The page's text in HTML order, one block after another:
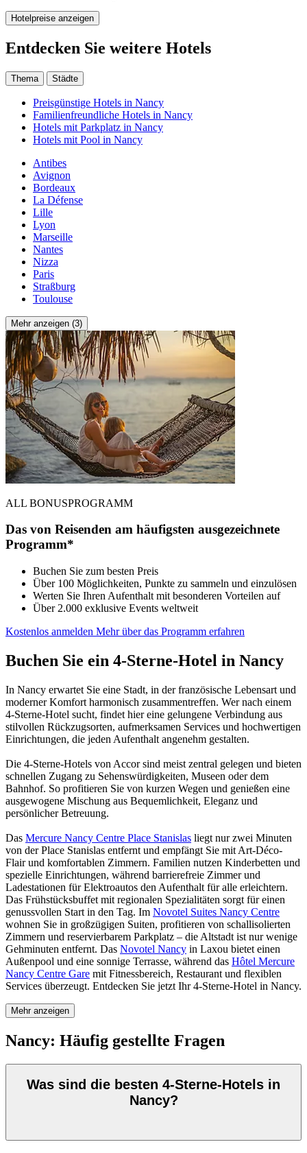
Hotelpreise anzeigen
Entdecken Sie weitere Hotels
Thema Städte
Preisgünstige Hotels in Nancy
Familienfreundliche Hotels in Nancy
Hotels mit Parkplatz in Nancy
Hotels mit Pool in Nancy
Antibes
Avignon
Bordeaux
La Défense
Lille
Lyon
Marseille
Nantes
Nizza
Paris
Straßburg
Toulouse
Mehr anzeigen (3)
ALL BONUSPROGRAMM
Das von Reisenden am häufigsten ausgezeichnete
Programm*
Buchen Sie zum besten Preis
Über 100 Möglichkeiten, Punkte zu sammeln und einzulösen
Werten Sie Ihren Aufenthalt mit besonderen Vorteilen auf
Über 2.000 exklusive Events weltweit
Kostenlos anmelden Mehr über das Programm erfahren
Buchen Sie ein 4-Sterne-Hotel in Nancy
In Nancy erwartet Sie eine Stadt, in der französische Lebensart und
moderner Komfort harmonisch zusammentreffen. Wer nach einem
4-Sterne-Hotel sucht, findet hier eine gelungene Verbindung aus
stilvollen Rückzugsorten, aufmerksamen Services und hochwertigen
Einrichtungen, die jeden Aufenthalt angenehm gestalten.
Die 4-Sterne-Hotels von Accor sind meist zentral gelegen und bieten
schnellen Zugang zu Sehenswürdigkeiten, Museen oder dem
Bahnhof. So profitieren Sie von kurzen Wegen und genießen eine
ausgewogene Mischung aus Bequemlichkeit, Eleganz und
persönlicher Betreuung.
Das Mercure Nancy Centre Place Stanislas liegt nur zwei Minuten
von der Place Stanislas entfernt und empfängt Sie mit Art-Déco-
Flair und komfortablen Zimmern. Familien nutzen Kinderbetten und
spezielle Einrichtungen, während barrierefreie Zimmer und
Ladestationen für Elektroautos den Aufenthalt für alle erleichtern.
Das Frühstücksbuffet mit regionalen Spezialitäten sorgt für einen
genussvollen Start in den Tag. Im Novotel Suites Nancy Centre
wohnen Sie in großzügigen Suiten, profitieren von schallisolierten
Zimmern und reservierbarem Parkplatz – die Altstadt ist nur wenige
Gehminuten entfernt. Das Novotel Nancy in Laxou bietet einen
Außenpool und eine sonnige Terrasse, während das Hôtel Mercure
Nancy Centre Gare mit Fitnessbereich, Restaurant und flexiblen
Services überzeugt. Entdecken Sie jetzt Ihr 4-Sterne-Hotel in Nancy.
Mehr anzeigen
Nancy: Häufig gestellte Fragen
Was sind die besten 4-Sterne-Hotels in
Nancy?